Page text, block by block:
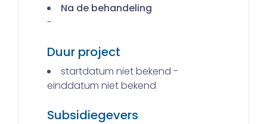
Na de behandeling
-
Duur project
startdatum niet bekend -
einddatum niet bekend
Subsidiegevers